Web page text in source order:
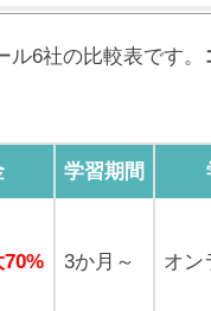
6社の比較表です。
学習期間
3か月～ オン